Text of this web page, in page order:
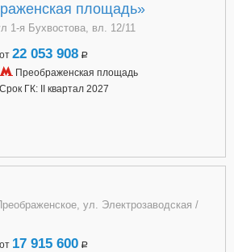
площадь»
1-я Бухвостова, вл. 12/11
от 22 053 908 a
Преображенская площадь
Срок ГК: II квартал 2027
ул. Электрозаводская /
от 17 915 600 a